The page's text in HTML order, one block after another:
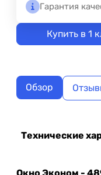
Гарантия
Купить в 1
Обзор
Технические
Окно Эконом -